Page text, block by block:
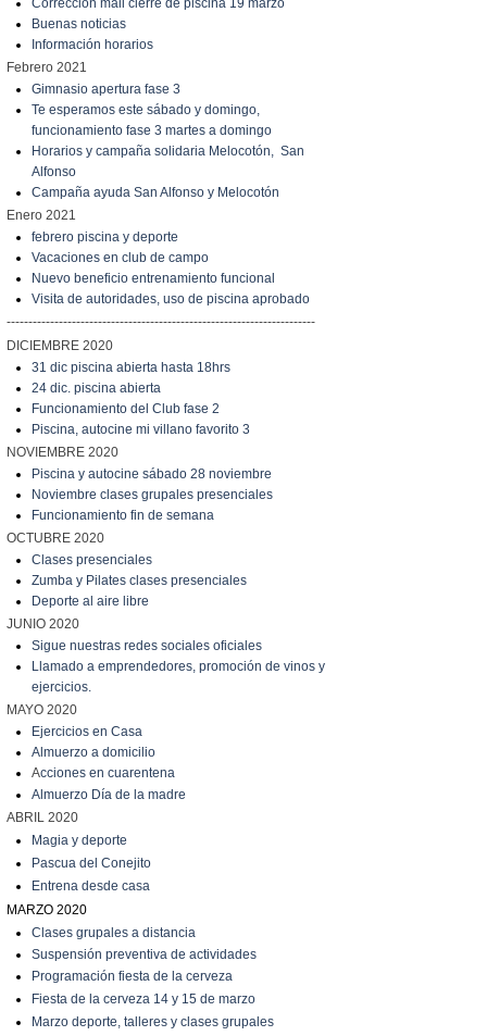
Corrección mail cierre de piscina 19 marzo
Buenas noticias
Información horarios
Febrero 2021
Gimnasio apertura fase 3
Te esperamos este sábado y domingo,
funcionamiento fase 3 martes a domingo
Horarios y campaña solidaria Melocotón, San
Alfonso
Campaña ayuda San Alfonso y Melocotón
Enero 2021
febrero piscina y deporte
Vacaciones en club de campo
Nuevo beneficio entrenamiento funcional
Visita de autoridades, uso de piscina aprobado
-----------------------------------------------------------------------
DICIEMBRE 2020
31 dic piscina abierta hasta 18hrs
24 dic. piscina abierta
Funcionamiento del Club fase 2
Piscina, autocine mi villano favorito 3
NOVIEMBRE 2020
Piscina y autocine sábado 28 noviembre
Noviembre clases grupales presenciales
Funcionamiento fin de semana
OCTUBRE 2020
Clases presenciales
Zumba y Pilates clases presenciales
Deporte al aire libre
JUNIO 2020
Sigue nuestras redes sociales oficiales
Llamado a emprendedores, promoción de vinos y
ejercicios.
MAYO 2020
Ejercicios en Casa
Almuerzo a domicilio
Acciones en cuarentena
Almuerzo Día de la madre
ABRIL 2020
Magia y deporte
Pascua del Conejito
Entrena desde casa
MARZO 2020
C lases grupales a distancia
Suspensión preventiva de actividades
Programación fiesta de la cerveza
Fiesta de la cerveza 14 y 15 de marzo
Marzo deporte, talleres y clases grupales